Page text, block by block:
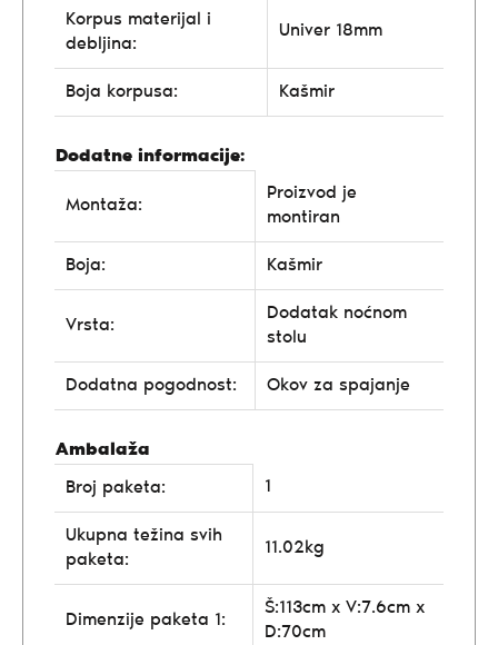
Korpus materijal i
debljina:
Univer 18mm
Boja korpusa: Kašmir
Dodatne informacije:
Montaža:
Proizvod je
montiran
Boja: Kašmir
Vrsta:
Dodatak noćnom
stolu
Dodatna pogodnost: Okov za spajanje
Ambalaža
Broj paketa:
1
Ukupna težina svih
paketa:
11.02kg
Dimenzije paketa 1:
Š:113cm x V:7.6cm x
D:70cm